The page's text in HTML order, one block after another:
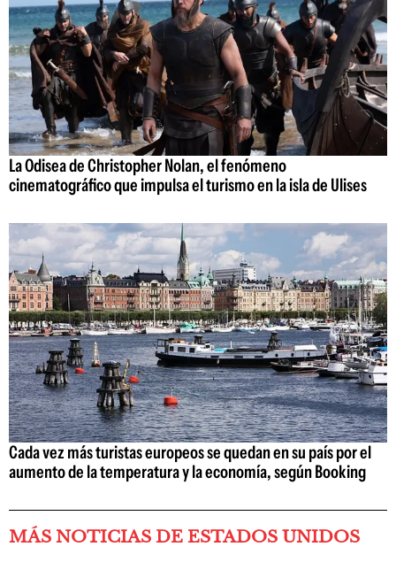
La Odisea de Christopher Nolan, el fenómeno
cinematográfico que impulsa el turismo en la isla de Ulises
Cada vez más turistas europeos se quedan en su país por el
aumento de la temperatura y la economía, según Booking
MÁS NOTICIAS DE ESTADOS UNIDOS